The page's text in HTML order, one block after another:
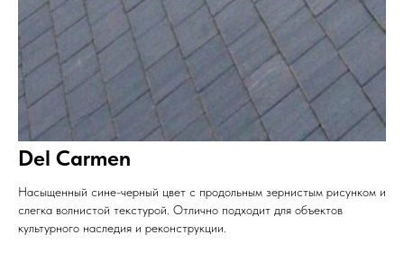
Del Carmen
Насыщенный сине-черный цвет с продольным зернистым рисунком и
слегка волнистой текстурой. Отлично подходит для объектов
культурного наследия и реконструкции.